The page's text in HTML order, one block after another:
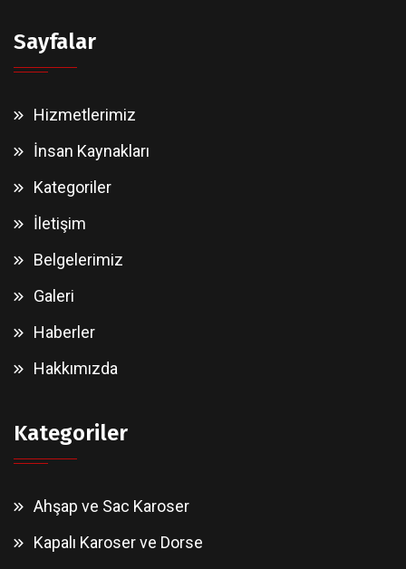
Sayfalar
Hizmetlerimiz
İnsan Kaynakları
Kategoriler
İletişim
Belgelerimiz
Galeri
Haberler
Hakkımızda
Kategoriler
Ahşap ve Sac Karoser
Kapalı Karoser ve Dorse